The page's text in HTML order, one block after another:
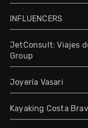
INFLUENCERS
JetConsult: Viajes
Group
Joyería Vasari
Kayaking Costa